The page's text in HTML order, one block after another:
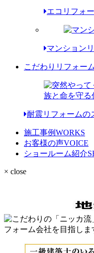
エコリフォ
マンション
こだわりリフォーム
耐震リフォームの
施工事例WORKS
お客様の声VOICE
ショールーム紹介
× close